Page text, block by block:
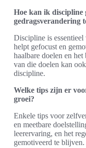
Hoe kan ik
gedragsverandering
Discipline is
helpt gefocust en
haalbare doelen en
van die doelen kan
discipline.
Welke tips zijn er
groei?
Enkele tips voor
en meetbare
leerervaring, en het
gemotiveerd te blijven.